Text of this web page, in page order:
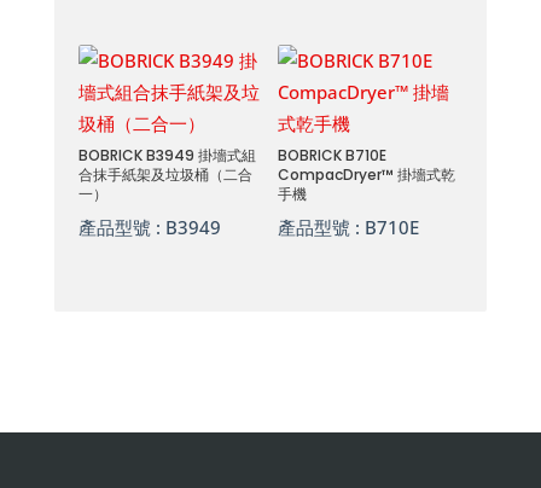
BOBRICK B3949 掛墻式組
合抹手紙架及垃圾桶（二合
一）
產品型號 : B3949
BOBRICK B710E
CompacDryer™ 掛墻式乾
手機
產品型號 : B710E